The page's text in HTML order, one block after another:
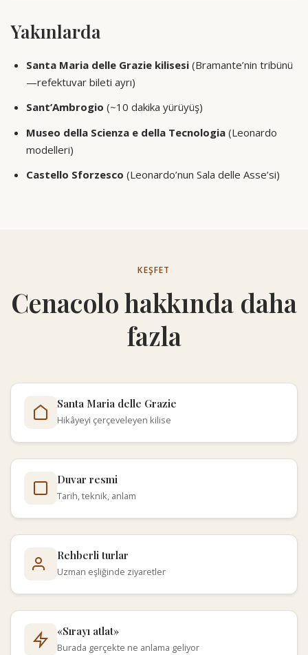
Yakınlarda
Santa Maria delle Grazie kilisesi(Bramante’nin tribünü
—refektuvar bileti ayrı)
Sant’Ambrogio (~10 dakika yürüyüş)
Museo della Scienza e della Tecnologia(Leonardo
modelleri)
Castello Sforzesco (Leonardo’nun Sala delle Asse’si)
KEŞFET
Cenacolo hakkında daha
fazla
Santa Maria delle Grazie
Hikâyeyi çerçeveleyen kilise
Duvar resmi
Tarih, teknik, anlam
Rehberli turlar
Uzman eşliğinde ziyaretler
«Sırayı atlat»
Burada gerçekte ne anlama geliyor